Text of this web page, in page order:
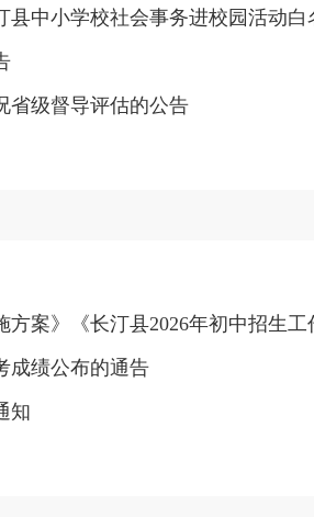
中小学校社会事务进校园活动
省级督导评估的公告
案》《长汀县2026年初中招生
成绩公布的通告
知